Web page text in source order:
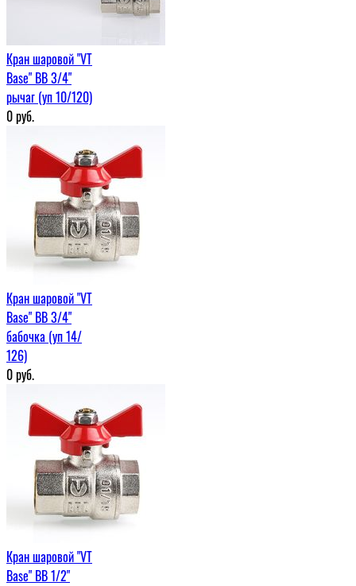
Кран шаровой "VT
Base" ВВ 3/4"
рычаг (уп 10/120)
0руб.
Кран шаровой "VT
Base" ВВ 3/4"
бабочка (уп 14/
126)
0руб.
Кран шаровой "VT
Base" ВВ 1/2"